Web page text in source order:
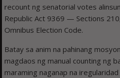
recount ng senatorial votes
Republic Act 9369 — Sections
Omnibus Election Code.
Batay sa anim na pahinang
magdaos ng manual counting ng
maraming naganap na